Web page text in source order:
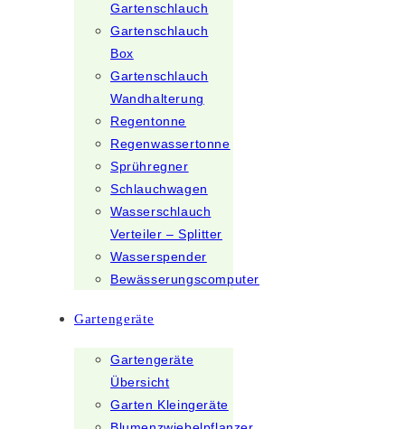
Gartenschlauch
Gartenschlauch
Box
Gartenschlauch
Wandhalterung
Regentonne
Regenwassertonne
Sprühregner
Schlauchwagen
Wasserschlauch
Verteiler – Splitter
Wasserspender
Bewässerungscomputer
Gartengeräte
Gartengeräte
Übersicht
Garten Kleingeräte